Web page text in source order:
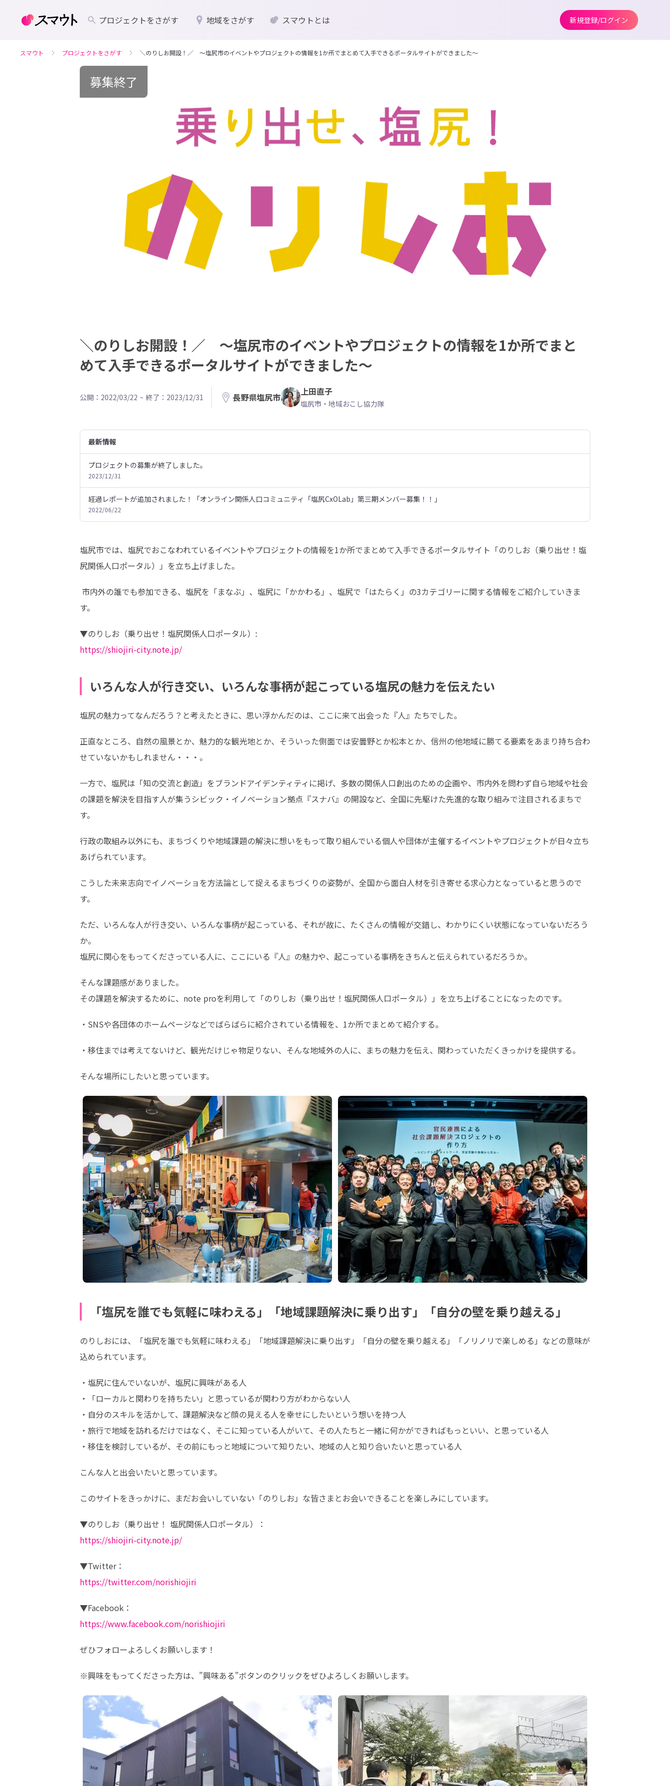
プロジェクトをさがす 地域をさがす スマウトとは 新規登録/ログイン
スマウト プロジェクトをさがす ＼のりしお開設！／ ～塩尻市のイベントやプロジェクトの情報を1か所でまとめて入手できるポータルサイトができました～
募集終了
＼のりしお開設！／ ～塩尻市のイベントやプロジェクトの情報を1か所でまと
めて入手できるポータルサイトができました～
公開：2022/03/22 ~ 終了：2023/12/31 長野県塩尻市 上田直子
塩尻市・地域おこし協力隊
最新情報
プロジェクトの募集が終了しました。
2023/12/31
経過レポートが追加されました！「オンライン関係人口コミュニティ「塩尻CxOLab」第三期メンバー募集！！」
2022/06/22
塩尻市では、塩尻でおこなわれているイベントやプロジェクトの情報を1か所でまとめて入手できるポータルサイト「のりしお（乗り出せ！塩
尻関係人口ポータル）」を立ち上げました。
す。
https://shiojiri-city.note.jp/
いろんな人が行き交い、いろんな事柄が起こっている塩尻の魅力を伝えたい
塩尻の魅力ってなんだろう？と考えたときに、思い浮かんだのは、ここに来て出会った『人』たちでした。
正直なところ、自然の風景とか、魅力的な観光地とか、そういった側面では安曇野とか松本とか、信州の他地域に勝てる要素をあまり持ち合わ
せていないかもしれません・・・。
一方で、塩尻は「知の交流と創造」をブランドアイデンティティに掲げ、多数の関係人口創出のための企画や、市内外を問わず自ら地域や社会
の課題を解決を目指す人が集うシビック・イノベーション拠点『スナバ』の開設など、全国に先駆けた先進的な取り組みで注目されるまちで
す。
行政の取組み以外にも、まちづくりや地域課題の解決に想いをもって取り組んでいる個人や団体が主催するイベントやプロジェクトが日々立ち
あげられています。
こうした未来志向でイノベーショを方法論として捉えるまちづくりの姿勢が、全国から面白人材を引き寄せる求心力となっていると思うので
す。
ただ、いろんな人が行き交い、いろんな事柄が起こっている、それが故に、たくさんの情報が交錯し、わかりにくい状態になっていないだろう
か。
塩尻に関心をもってくださっている人に、ここにいる『人』の魅力や、起こっている事柄をきちんと伝えられているだろうか。
そんな課題感がありました。
その課題を解決するために、note proを利用して「のりしお（乗り出せ！塩尻関係人口ポータル）」を立ち上げることになったのです。
・SNSや各団体のホームページなどでばらばらに紹介されている情報を、1か所でまとめて紹介する。
・移住までは考えてないけど、観光だけじゃ物足りない、そんな地域外の人に、まちの魅力を伝え、関わっていただくきっかけを提供する。
そんな場所にしたいと思っています。
「塩尻を誰でも気軽に味わえる」「地域課題解決に乗り出す」「自分の壁を乗り越える」
のりしおには、「塩尻を誰でも気軽に味わえる」「地域課題解決に乗り出す」「自分の壁を乗り越える」「ノリノリで楽しめる」などの意味が
込められています。
・塩尻に住んでいないが、塩尻に興味がある人
・「ローカルと関わりを持ちたい」と思っているが関わり方がわからない人
・自分のスキルを活かして、課題解決など顔の見える人を幸せにしたいという想いを持つ人
・旅行で地域を訪れるだけではなく、そこに知っている人がいて、その人たちと一緒に何かができればもっといい、と思っている人
・移住を検討しているが、その前にもっと地域について知りたい、地域の人と知り合いたいと思っている人
こんな人と出会いたいと思っています。
このサイトをきっかけに、まだお会いしていない「のりしお」な皆さまとお会いできることを楽しみにしています。
https://shiojiri-city.note.jp/
https://twitter.com/norishiojiri
https://www.facebook.com/norishiojiri
ぜひフォローよろしくお願いします！
※興味をもってくださった方は、”興味ある”ボタンのクリックをぜひよろしくお願いします。